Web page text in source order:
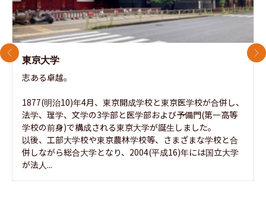
東京大学
志ある卓越。
1877(明治10)年4月、東京開成学校と東京医学校が合併し、
法学、理学、文学の3学部と医学部および予備門(第一高等
学校の前身)で構成される東京大学が誕生しました。
以後、工部大学校や東京農林学校等、さまざまな学校と合
併しながら総合大学となり、2004(平成16)年には国立大学
が法人...
前のスライド 次